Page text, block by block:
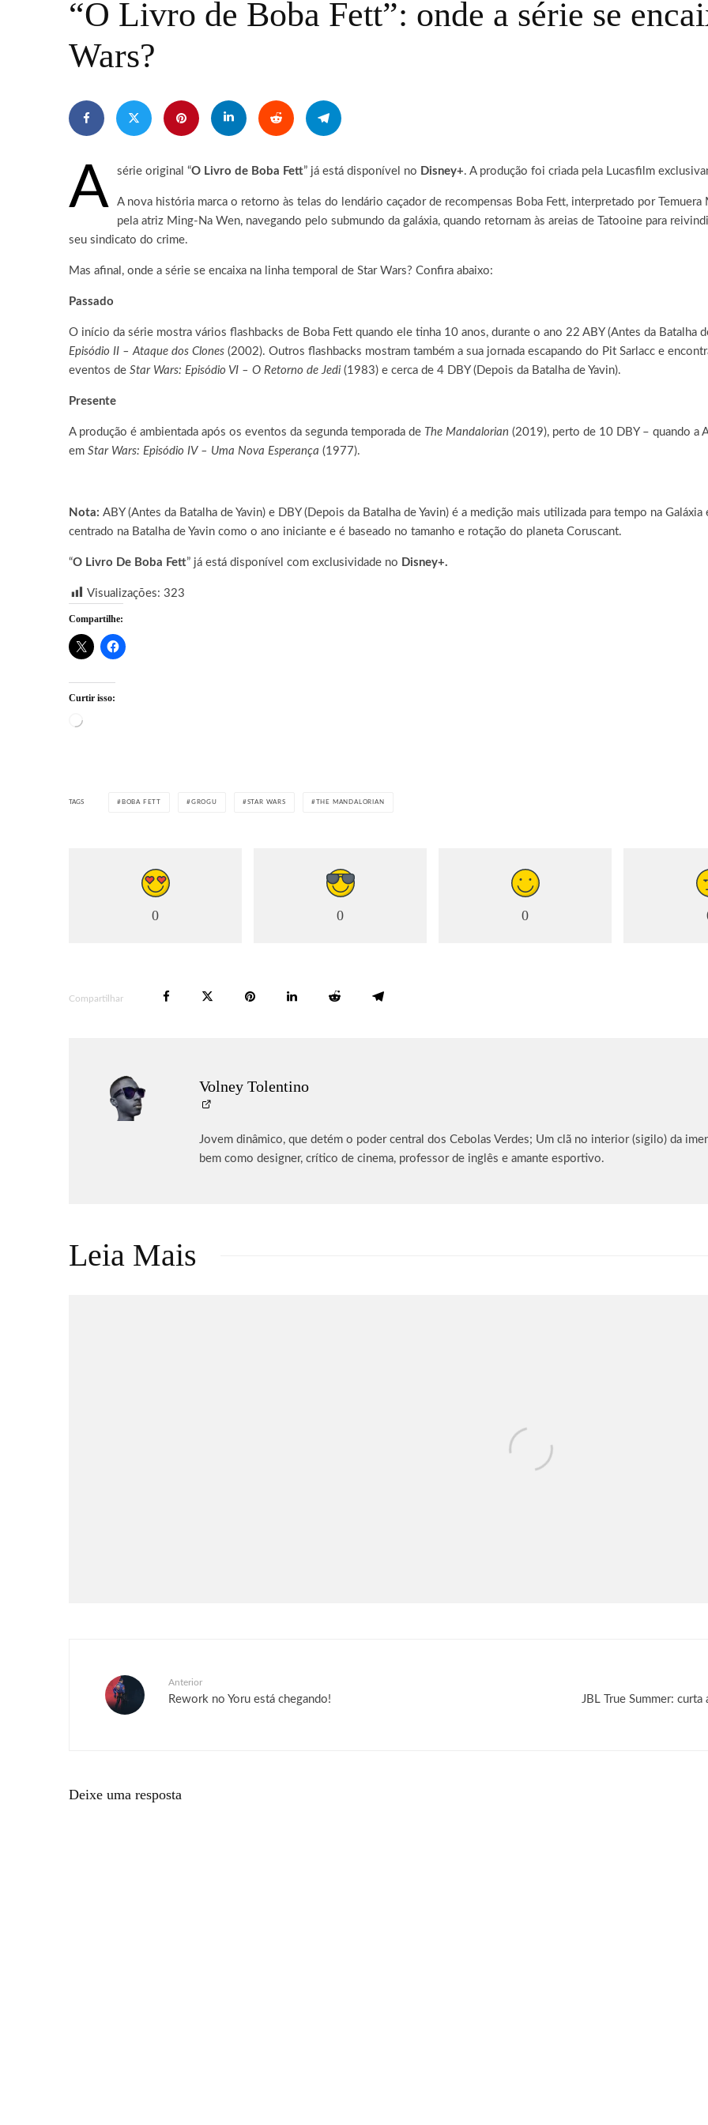
“O Livro de Boba Fett”: onde a série se
Wars?
A série original “O Livro de Boba Fett” já está disponível no Disney+. A produção foi criada pela Lucasfilm
A nova história marca o retorno às telas do lendário caçador de recompensas Boba Fett, interpretado por Temuera
pela atriz Ming-Na Wen, navegando pelo submundo da galáxia, quando retornam às areias de Tatooine para
seu sindicato do crime.
Mas afinal, onde a série se encaixa na linha temporal de Star Wars? Confira abaixo:
Passado
O início da série mostra vários flashbacks de Boba Fett quando ele tinha 10 anos, durante o ano 22 ABY (Antes da Batalha
Episódio II – Ataque dos Clones (2002). Outros flashbacks mostram também a sua jornada escapando do Pit Sarlacc e
eventos de Star Wars: Episódio VI – O Retorno de Jedi (1983) e cerca de 4 DBY (Depois da Batalha de Yavin).
Presente
A produção é ambientada após os eventos da segunda temporada de The Mandalorian (2019), perto de 10 DBY – quando a
em Star Wars: Episódio IV – Uma Nova Esperança (1977).
Nota: ABY (Antes da Batalha de Yavin) e DBY (Depois da Batalha de Yavin) é a medição mais utilizada para tempo na
centrado na Batalha de Yavin como o ano iniciante e é baseado no tamanho e rotação do planeta Coruscant.
“O Livro De Boba Fett” já está disponível com exclusividade no Disney+.
Visualizações: 323
Compartilhe:
Curtir isso:
Carregando...
TAGS BOBA FETT GROGU STAR WARS THE MANDALORIAN
0 0 0
Compartilhar
Volney Tolentino
Jovem dinâmico, que detém o poder central dos Cebolas Verdes; Um clã no interior (sigilo) da
bem como designer, crítico de cinema, professor de inglês e amante esportivo.
Leia Mais
Anterior
Rework no Yoru está chegando! JBL True Summer:
Deixe uma resposta